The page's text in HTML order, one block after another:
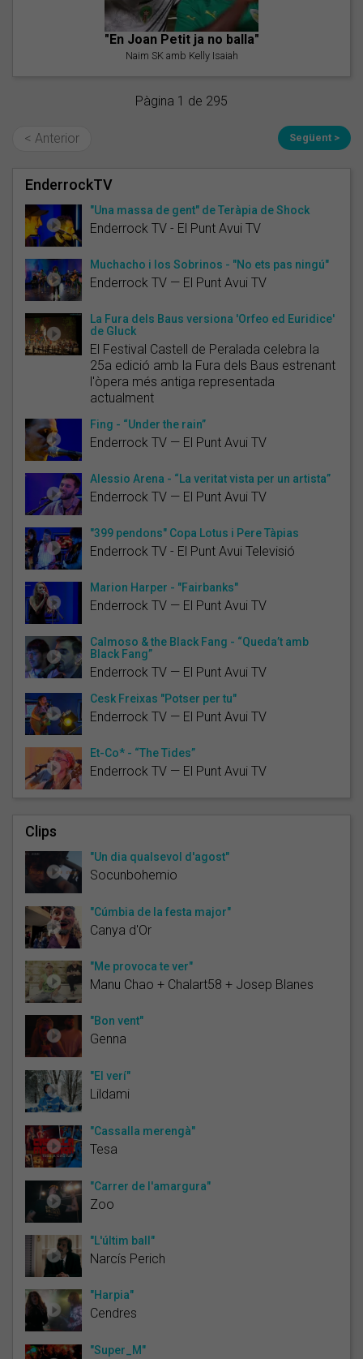
"En Joan Petit ja no balla"
Naim SK amb Kelly Isaiah
Pàgina 1 de 295
< Anterior Següent >
EnderrockTV
"Una massa de gent" de Teràpia de Shock
Enderrock TV - El Punt Avui TV
Muchacho i los Sobrinos - "No ets pas ningú"
Enderrock TV — El Punt Avui TV
La Fura dels Baus versiona 'Orfeo ed Euridice'
de Gluck
El Festival Castell de Peralada celebra la
25a edició amb la Fura dels Baus estrenant
l'òpera més antiga representada
actualment
Fing - “Under the rain”
Enderrock TV — El Punt Avui TV
Alessio Arena - “La veritat vista per un artista”
Enderrock TV — El Punt Avui TV
"399 pendons" Copa Lotus i Pere Tàpias
Enderrock TV - El Punt Avui Televisió
Marion Harper - "Fairbanks"
Enderrock TV — El Punt Avui TV
Calmoso & the Black Fang - “Queda’t amb
Black Fang”
Enderrock TV — El Punt Avui TV
Cesk Freixas "Potser per tu"
Enderrock TV — El Punt Avui TV
Et-Co* - “The Tides”
Enderrock TV — El Punt Avui TV
Clips
"Un dia qualsevol d'agost"
Socunbohemio
"Cúmbia de la festa major"
Canya d'Or
"Me provoca te ver"
Manu Chao + Chalart58 + Josep Blanes
"Bon vent"
Genna
"El verí"
Lildami
"Cassalla merengà"
Tesa
"Carrer de l'amargura"
Zoo
"L'últim ball"
Narcís Perich
"Harpia"
Cendres
"Super_M"